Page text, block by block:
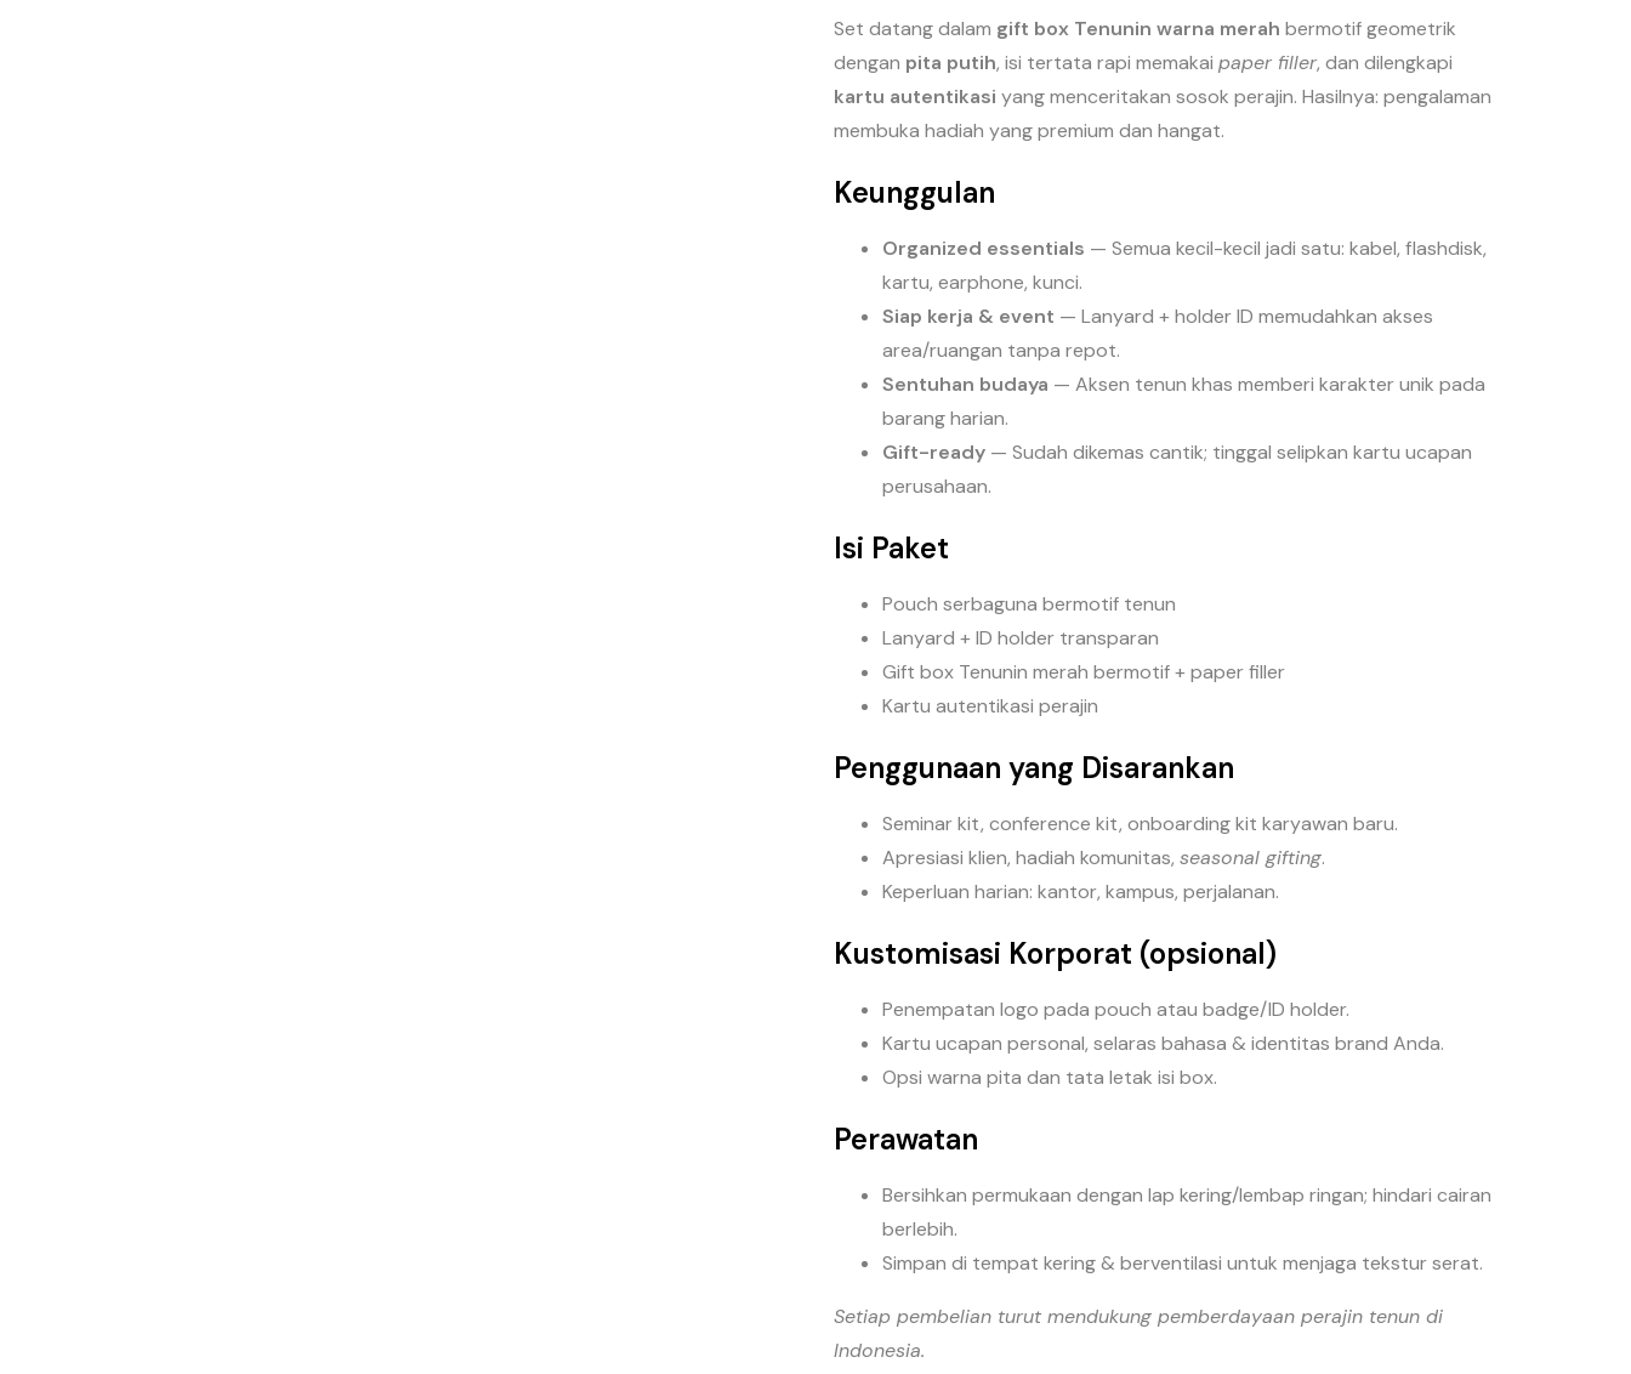
Set datang dalam gift box Tenunin warna merah bermotif geometrik
dengan pita putih, isi tertata rapi memakai paper filler, dan dilengkapi
kartu autentikasi yang menceritakan sosok perajin. Hasilnya: pengalaman
membuka hadiah yang premium dan hangat.
Keunggulan
Organized essentials — Semua kecil-kecil jadi satu: kabel, flashdisk,
kartu, earphone, kunci.
Siap kerja & event — Lanyard + holder ID memudahkan akses
area/ruangan tanpa repot.
Sentuhan budaya — Aksen tenun khas memberi karakter unik pada
barang harian.
Gift-ready — Sudah dikemas cantik; tinggal selipkan kartu ucapan
perusahaan.
Isi Paket
Pouch serbaguna bermotif tenun
Lanyard + ID holder transparan
Gift box Tenunin merah bermotif + paper filler
Kartu autentikasi perajin
Penggunaan yang Disarankan
Seminar kit, conference kit, onboarding kit karyawan baru.
Apresiasi klien, hadiah komunitas, seasonal gifting.
Keperluan harian: kantor, kampus, perjalanan.
Kustomisasi Korporat (opsional)
Penempatan logo pada pouch atau badge/ID holder.
Kartu ucapan personal, selaras bahasa & identitas brand Anda.
Opsi warna pita dan tata letak isi box.
Perawatan
Bersihkan permukaan dengan lap kering/lembap ringan; hindari cairan
berlebih.
Simpan di tempat kering & berventilasi untuk menjaga tekstur serat.
Setiap pembelian turut mendukung pemberdayaan perajin tenun di
Indonesia.